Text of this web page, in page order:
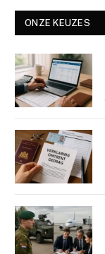
ONZE KEUZES